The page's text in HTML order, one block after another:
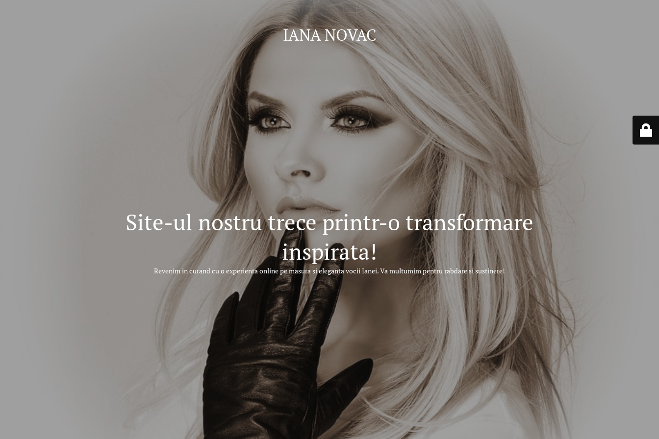
IANA NOVAC
Site-ul nostru trece printr-o transformare
inspirata!
Revenim in curand cu o experienta online pe masura si eleganta vocii Ianei. Va multumim pentru rabdare si sustinere!